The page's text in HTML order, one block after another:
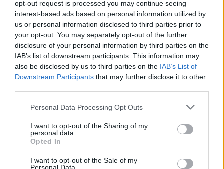
opt-out request is processed you may continue seeing
interest-based ads based on personal information utilized by
us or personal information disclosed to third parties prior to
your opt-out. You may separately opt-out of the further
disclosure of your personal information by third parties on the
IAB’s list of downstream participants. This information may
also be disclosed by us to third parties on the IAB’s List of
Downstream Participants that may further disclose it to other
Personal Data Processing Opt Outs
I want to opt-out of the Sharing of my
personal data.
Opted In
I want to opt-out of the Sale of my
Personal Data.